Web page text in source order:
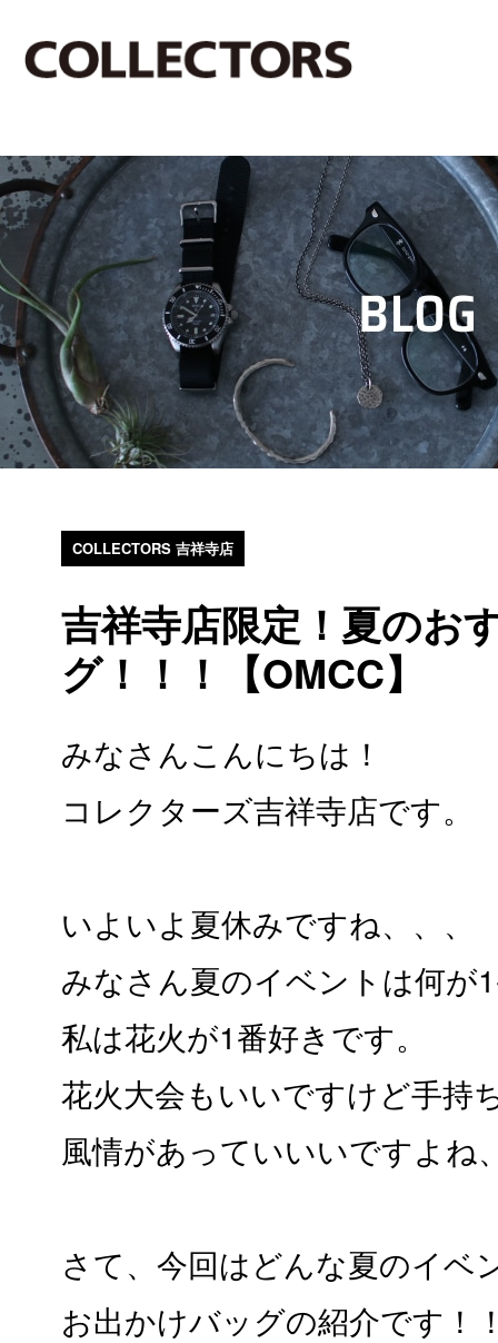
COLLECTORS 吉祥寺店
吉祥寺店限定！夏のお
グ！！！【OMCC】
みなさんこんにちは！
コレクターズ吉祥寺店です。
いよいよ夏休みですね、、、
みなさん夏のイベントは何が
私は花火が1番好きです。
花火大会もいいですけど手持
風情があっていいいですよね
さて、今回はどんな夏のイベ
お出かけバッグの紹介です！